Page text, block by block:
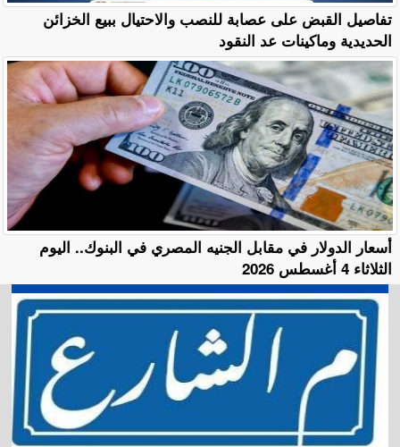
تفاصيل القبض على عصابة للنصب والاحتيال ببيع الخزائن
الحديدية وماكينات عد النقود
أسعار الدولار في مقابل الجنيه المصري في البنوك.. اليوم
الثلاثاء 4 أغسطس 2026